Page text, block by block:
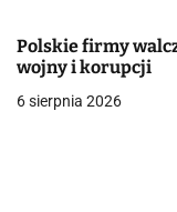
i
s
Polskie firmy
wojny i korupcji
6 sierpnia 2026